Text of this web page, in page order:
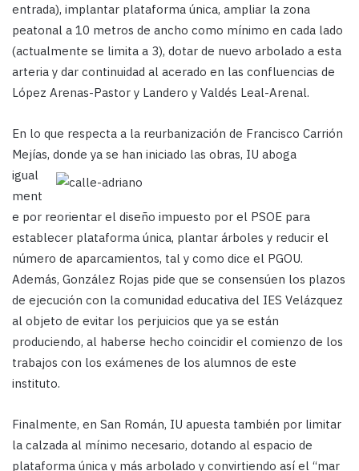
entrada), implantar plataforma única, ampliar la zona
peatonal a 10 metros de ancho como mínimo en cada lado
(actualmente se limita a 3), dotar de nuevo arbolado a esta
arteria y dar continuidad al acerado en las confluencias de
López Arenas-Pastor y Landero y Valdés Leal-Arenal.
En lo que respecta a la reurbanización de Francisco Carrión
Mejías, donde ya se han iniciado las obras, IU aboga
igual
ment
e por reorientar el diseño impuesto por el PSOE para
establecer plataforma única, plantar árboles y reducir el
número de aparcamientos, tal y como dice el PGOU.
Además, González Rojas pide que se consensúen los plazos
de ejecución con la comunidad educativa del IES Velázquez
al objeto de evitar los perjuicios que ya se están
produciendo, al haberse hecho coincidir el comienzo de los
trabajos con los exámenes de los alumnos de este
instituto.
Finalmente, en San Román, IU apuesta también por limitar
la calzada al mínimo necesario, dotando al espacio de
plataforma única y más arbolado y convirtiendo así el “mar